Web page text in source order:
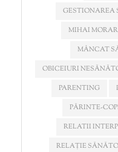
GESTIONAREA
MIHAI MORAR
MÂNCAT
OBICEIURI
PARENTING
PĂRINTE-
RELATII
RELAȚIE